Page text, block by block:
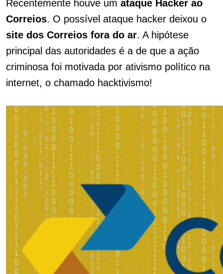
Recentemente houve um ataque Hacker ao
Correios. O possível ataque hacker deixou o
site dos Correios fora do ar. A hipótese
principal das autoridades é a de que a ação
criminosa foi motivada por ativismo político na
internet, o chamado hacktivismo!